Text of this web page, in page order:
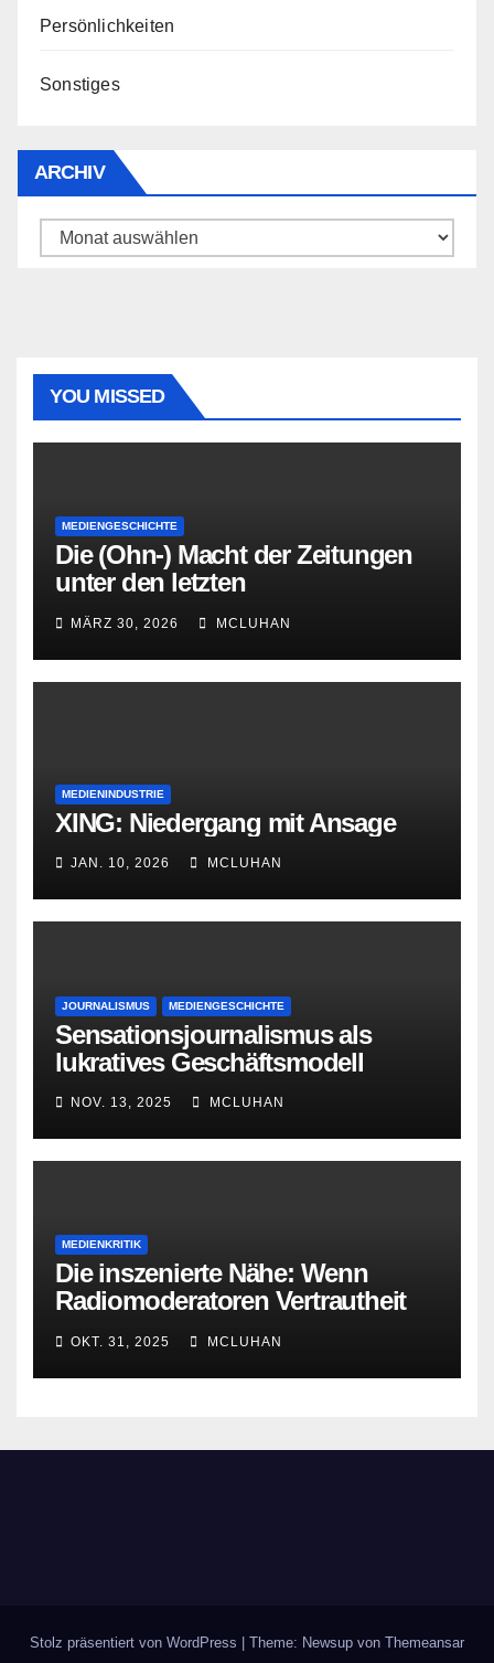
Persönlichkeiten
Sonstiges
ARCHIV
Archiv
YOU MISSED
MEDIENGESCHICHTE
Die (Ohn-) Macht der Zeitungen
unter den letzten
Bourbonenkönigen
MÄRZ 30, 2026 MCLUHAN
MEDIENINDUSTRIE
XING: Niedergang mit Ansage
JAN. 10, 2026 MCLUHAN
JOURNALISMUS MEDIENGESCHICHTE
Sensationsjournalismus als
lukratives Geschäftsmodell
NOV. 13, 2025 MCLUHAN
MEDIENKRITIK
Die inszenierte Nähe: Wenn
Radiomoderatoren Vertrautheit
OKT. 31, 2025 MCLUHAN
Stolz präsentiert von WordPress Theme: Newsup von Themeansar